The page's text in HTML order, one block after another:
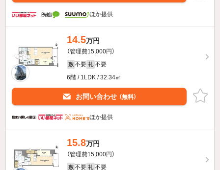
ほか提供
14.5万円
（管理費15,000円）
敷 不要 礼 不要
6階 / 1LDK / 32.34㎡
お問い合わせ （無料）
ほか提供
15.8万円
（管理費15,000円）
敷 不要 礼 不要